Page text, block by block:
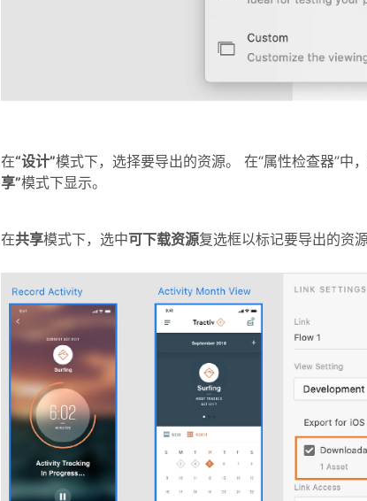
在“设计”模式下，选择要导出的资源。 在“属性检查器”中
享”模式下显示。
在共享模式下，选中可下载资源复选框以标记要导出的资